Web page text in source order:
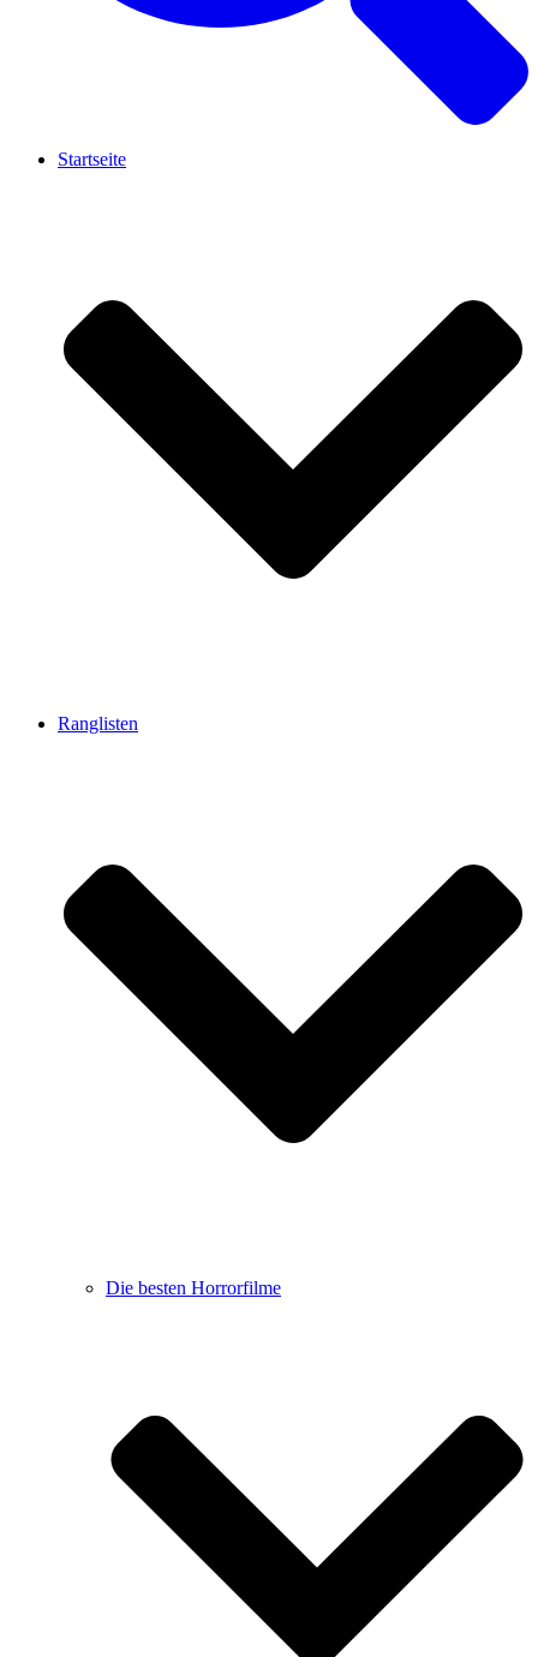
Startseite
Ranglisten
Die besten Horrorfilme